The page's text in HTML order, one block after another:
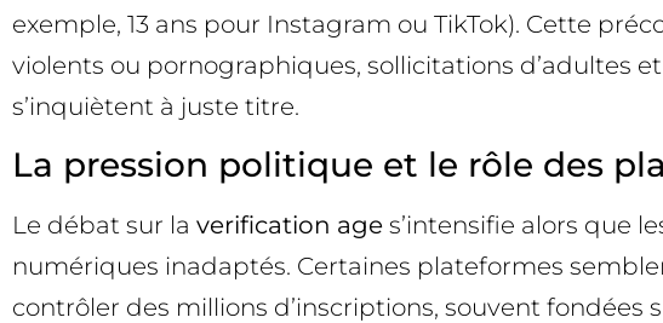
exemple, 13 ans pour Instagram ou TikTok). Cette
violents ou pornographiques, sollicitations d’adultes
s’inquiètent à juste titre.
La pression politique et le rôle des
Le débat sur la verification age s’intensifie alors que
numériques inadaptés. Certaines plateformes
contrôler des millions d’inscriptions, souvent fondées